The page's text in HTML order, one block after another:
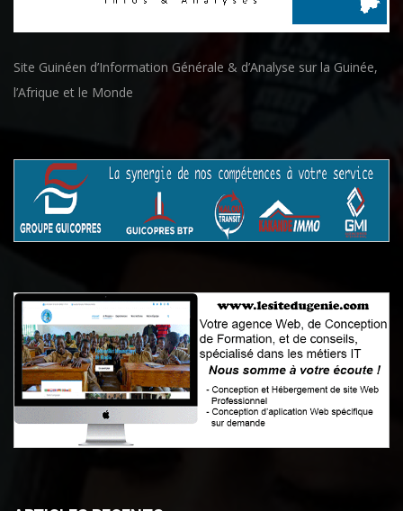
Site Guinéen d’Information Générale & d’Analyse sur la Guinée,
l’Afrique et le Monde